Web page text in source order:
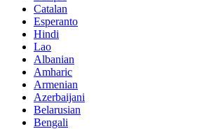
Catalan
Esperanto
Hindi
Lao
Albanian
Amharic
Armenian
Azerbaijani
Belarusian
Bengali